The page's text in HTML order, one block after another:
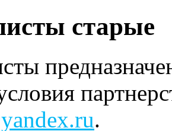
старые
.